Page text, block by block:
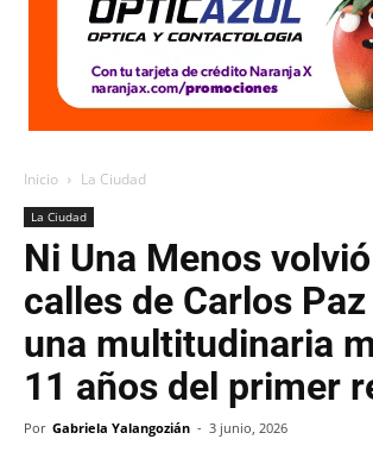
Inicio La Ciudad
La Ciudad
Ni Una Menos
calles de Carlos
una multitudinaria
11 años del primer
Por Gabriela Yalangozián - 3 junio, 2026